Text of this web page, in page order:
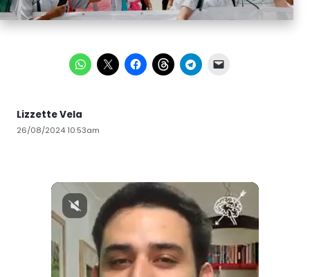
Lizzette Vela
26/08/2024 10:53am